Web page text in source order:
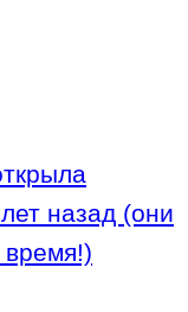
назад (они
время!)